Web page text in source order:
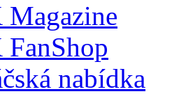
Magazine
FanShop
nabídka